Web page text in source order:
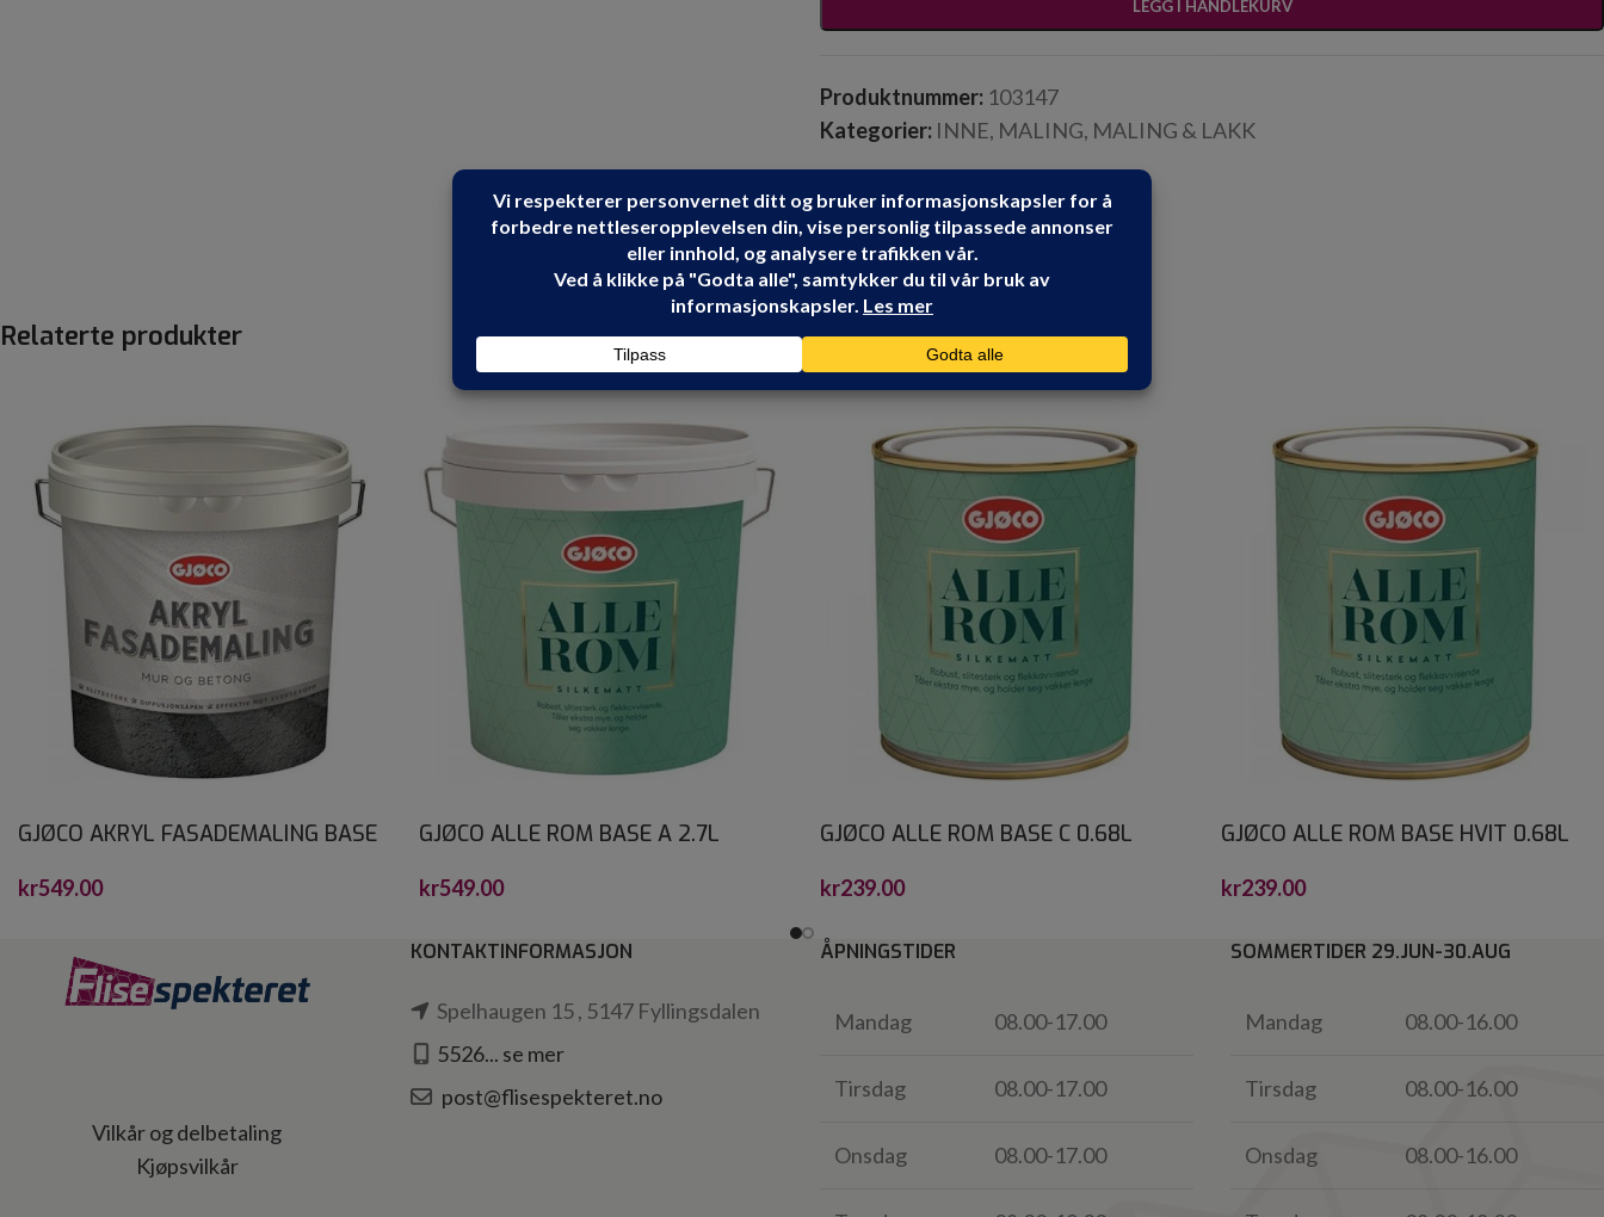
LEGG I HANDLEKURV
Produktnummer: 103147
Kategorier: INNE, MALING, MALING & LAKK
GJØCO
Share:
Relaterte produkter
GJØCO AKRYL FASADEMALING BASE
kr549.00
GJØCO ALLE ROM BASE A 2.7L
kr549.00
GJØCO ALLE ROM BASE C 0.68L
kr239.00
GJØCO ALLE ROM BASE HVIT 0.68L
kr239.00
Vilkår og delbetaling
Kjøpsvilkår
KONTAKTINFORMASJON
Spelhaugen 15 , 5147 Fyllingsdalen
5526... se mer
post@flisespekteret.no
ÅPNINGSTIDER
Mandag 08.00-17.00
Tirsdag 08.00-17.00
Onsdag 08.00-17.00
SOMMERTIDER 29.JUN-30.AUG
Mandag 08.00-16.00
Tirsdag 08.00-16.00
Onsdag 08.00-16.00